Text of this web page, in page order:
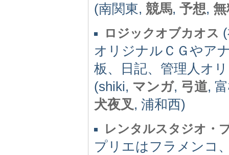
(南関東, 競馬, 予想,
ロジックオブカオス
オリジナルＣＧやア
板、日記、管理人オ
(shiki, マンガ, 弓道,
犬夜叉 , 浦和西)
レンタルスタジオ・
プリエはフラメンコ